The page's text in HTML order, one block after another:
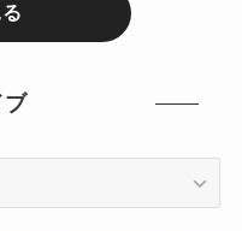
ブ